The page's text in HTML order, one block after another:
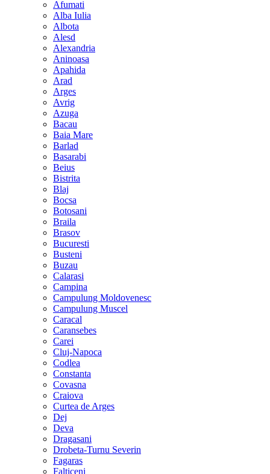
Afumati
Alba Iulia
Albota
Alesd
Alexandria
Aninoasa
Apahida
Arad
Arges
Avrig
Azuga
Bacau
Baia Mare
Barlad
Basarabi
Beius
Bistrita
Blaj
Bocsa
Botosani
Braila
Brasov
Bucuresti
Busteni
Buzau
Calarasi
Campina
Campulung Moldovenesc
Campulung Muscel
Caracal
Caransebes
Carei
Cluj-Napoca
Codlea
Constanta
Covasna
Craiova
Curtea de Arges
Dej
Deva
Dragasani
Drobeta-Turnu Severin
Fagaras
Falticeni